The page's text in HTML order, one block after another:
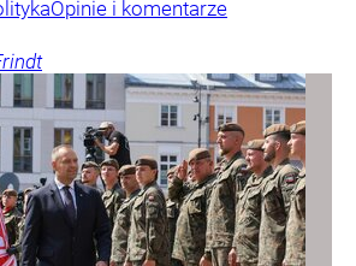
Opinie i komentarze